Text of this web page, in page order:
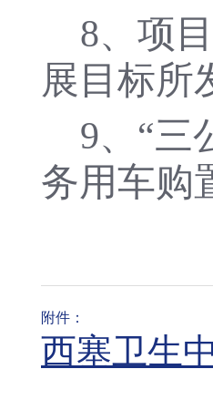
8、项
展目标所
9、 “三
务用车购
附件：
西塞卫生